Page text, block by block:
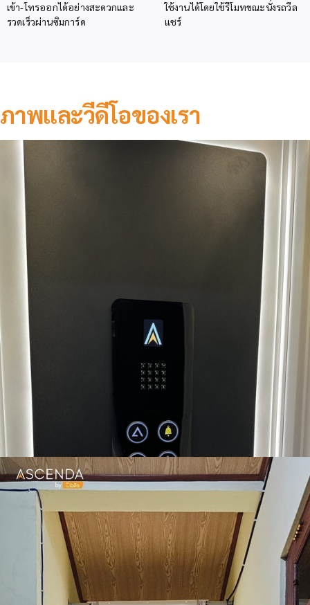
เข้า-โทรออกได้อย่างสะดวกและ
รวดเร็วผ่านซิมการ์ด
ใช้งานได้โดยใช้รีโมทขณะนั่งรถวีล
แชร์
ภาพและวีดีโอของเรา